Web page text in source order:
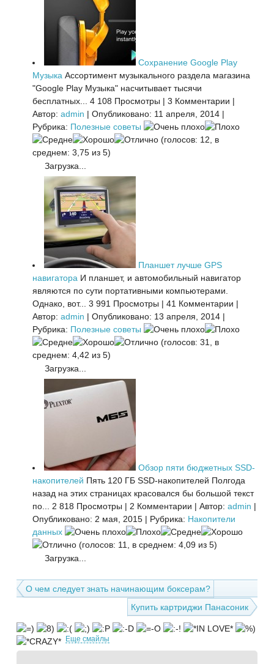
Сохранение Google Play
Музыка Ассортимент музыкального раздела магазина
"Google Play Музыка" насчитывает тысячи
бесплатных...
4 108 Просмотры | 3 Комментарии |
Автор: admin | Опубликовано: 11 апреля, 2014 |
Рубрика: Полезные советы
(голосов: 12, в
среднем: 3,75 из 5)
Загрузка...
Планшет лучше GPS
навигатора И планшет, и автомобильный навигатор
являются по сути портативными компьютерами.
Однако, вот...
3 991 Просмотры | 41 Комментарии |
Автор: admin | Опубликовано: 13 апреля, 2014 |
Рубрика: Полезные советы
(голосов: 31, в
среднем: 4,42 из 5)
Загрузка...
Обзор пяти бюджетных SSD-
накопителей Пять 120 ГБ SSD-накопителей Полгода
назад на этих страницах красовался бы большой текст
по...
2 818 Просмотры | 2 Комментарии | Автор: admin |
Опубликовано: 2 мая, 2015 | Рубрика: Накопители
данных
(голосов: 11, в среднем: 4,09 из 5)
Загрузка...
О чем следует знать начинающим боксерам?
Купить картриджи Панасоник
Еще смайлы